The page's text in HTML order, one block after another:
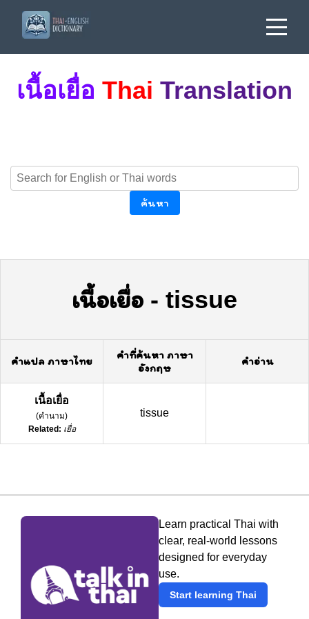
เนื้อเยื่อ Thai Translation
ค้นหา
เนื้อเยื่อ - tissue
คำแปล ภาษาไทย
คำที่ค้นหา ภาษา
อังกฤษ
คำอ่าน
เนื้อเยื่อ
(คำนาม)
Related: เยื่อ
tissue
Learn practical Thai with
clear, real-world lessons
designed for everyday
use.
Start learning Thai